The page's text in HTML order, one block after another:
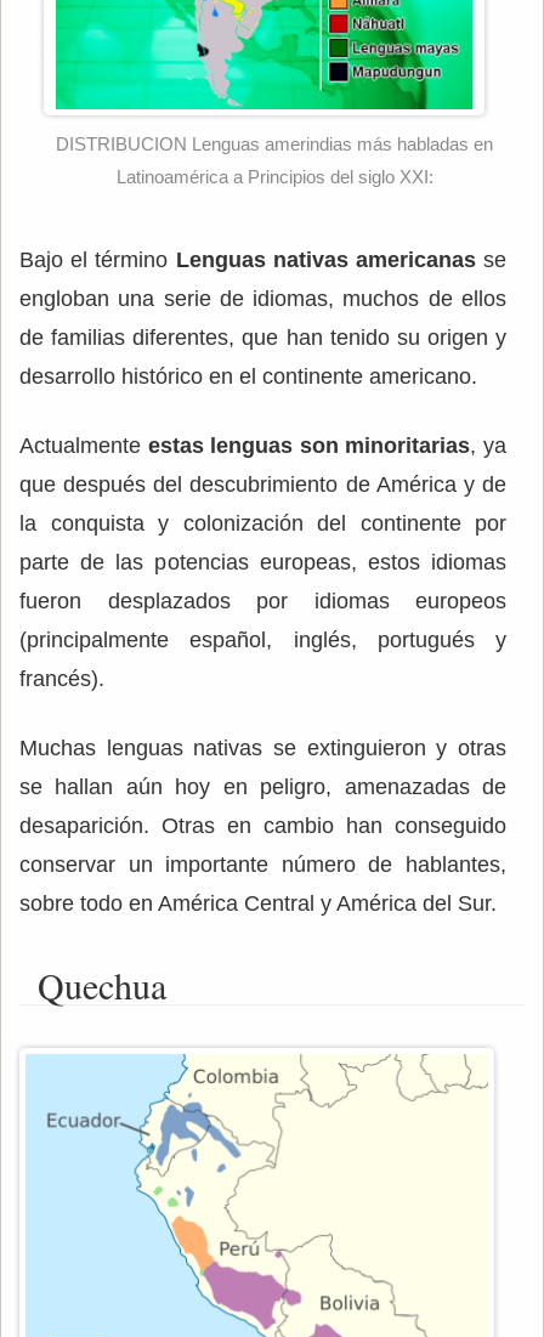
DISTRIBUCION Lenguas amerindias más habladas en
Latinoamérica a Principios del siglo XXI:
Bajo el término Lenguas nativas americanasse
engloban una serie de idiomas, muchos de ellos
de familias diferentes, que han tenido su origen y
desarrollo histórico en el continente americano.
Actualmente estas lenguas son minoritarias, ya
que después del descubrimiento de América y de
la conquista y colonización del continente por
parte de las potencias europeas, estos idiomas
fueron desplazados por idiomas europeos
(principalmente español, inglés, portugués y
francés).
Muchas lenguas nativas se extinguieron y otras
se hallan aún hoy en peligro, amenazadas de
desaparición. Otras en cambio han conseguido
conservar un importante número de hablantes,
sobre todo en América Central y América del Sur.
Quechua